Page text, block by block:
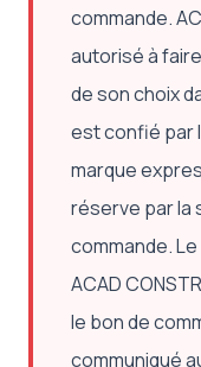
commande.
autorisé à
de son choix
est confié par
marque
réserve par la
commande.
ACAD
le bon de
communiqué